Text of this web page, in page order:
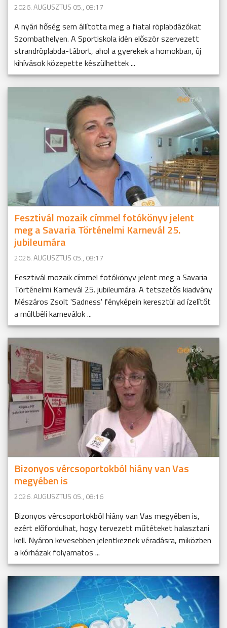
2026. AUGUSZTUS 05., 08:17
A nyári hőség sem állította meg a fiatal röplabdázókat
Szombathelyen. A Sportiskola idén először szervezett
strandröplabda-tábort, ahol a gyerekek a homokban, új
kihívások közepette készülhettek ...
Fesztivál mozaik címmel fotókönyv jelent
meg a Savaria Történelmi Karnevál 25.
jubileumára
2026. AUGUSZTUS 05., 08:17
Fesztivál mozaik címmel fotókönyv jelent meg a Savaria
Történelmi Karnevál 25. jubileumára. A tetszetős kiadvány
Mészáros Zsolt 'Sadness' fényképein keresztül ad ízelítőt
a múltbéli karneválok ...
Bizonyos vércsoportokból hiány van Vas
megyében is
2026. AUGUSZTUS 05., 08:16
Bizonyos vércsoportokból hiány van Vas megyében is,
ezért előfordulhat, hogy tervezett műtéteket halasztani
kell. Nyáron kevesebben jelentkeznek véradásra, miközben
a kórházak folyamatos ...